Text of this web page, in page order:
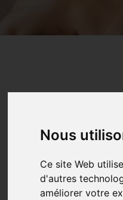
Nous
Ce site Web
d'autres
améliorer votre